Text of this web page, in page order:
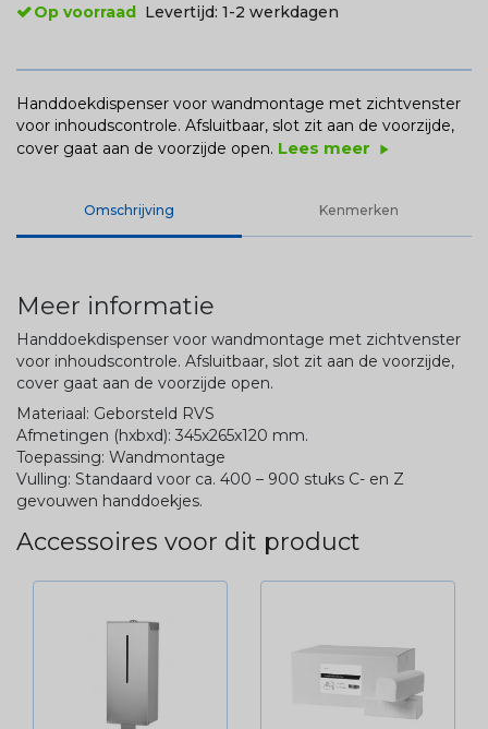
Op voorraad Levertijd: 1-2 werkdagen
Handdoekdispenser voor wandmontage met zichtvenster
voor inhoudscontrole. Afsluitbaar, slot zit aan de voorzijde,
cover gaat aan de voorzijde open. Lees meer play_arrow
Omschrijving Kenmerken
Meer informatie
Handdoekdispenser voor wandmontage met zichtvenster
voor inhoudscontrole. Afsluitbaar, slot zit aan de voorzijde,
cover gaat aan de voorzijde open.
Materiaal: Geborsteld RVS
Afmetingen (hxbxd): 345x265x120 mm.
Toepassing: Wandmontage
Vulling: Standaard voor ca. 400 – 900 stuks C- en Z
gevouwen handdoekjes.
Accessoires voor dit product